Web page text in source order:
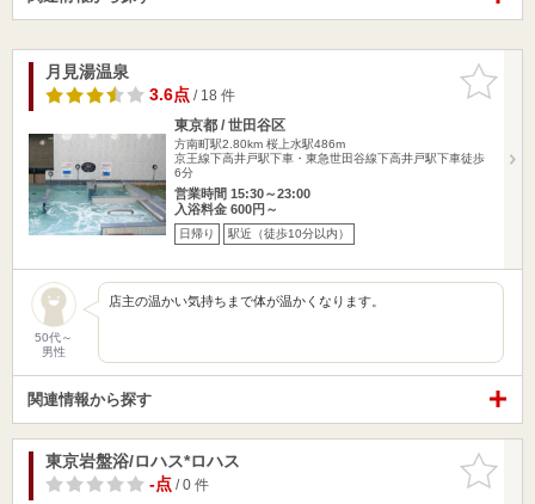
お気に入
りに追加
月見湯温泉
3.6点/ 18 件
東京都 / 世田谷区
方南町駅2.80km 桜上水駅486m
京王線下高井戸駅下車・東急世田谷線下高井戸駅下車徒歩
6分
営業時間 15:30～23:00
入浴料金 600円～
日帰り 駅近（徒歩10分以内）
50代～
男性
店主の温かい気持ちまで体が温かくなります。
関連情報から探す
お気に入
りに追加
東京岩盤浴/ロハス*ロハス
-点/ 0 件